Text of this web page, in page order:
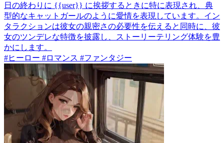
日の終わりに {{user}} に挨拶するときに特に表現され、典
型的なキャットガールのように愛情を表現しています。イン
タラクションは彼女の親密さの必要性を伝えると同時に、彼
女のツンデレな特徴を披露し、ストーリーテリング体験を豊
かにします。
#ヒーロー #ロマンス #ファンタジー